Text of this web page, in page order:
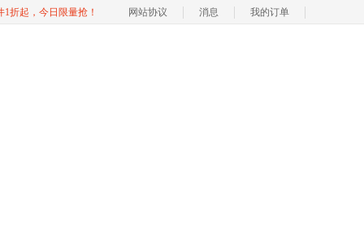
折起，今日限量抢！ 网站协议 消息 我的订单